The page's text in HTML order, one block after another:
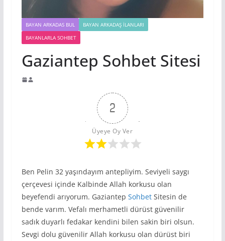
BAYAN ARKADAS BUL
BAYAN ARKADAŞ İLANLARI
BAYANLARLA SOHBET
Gaziantep Sohbet Sitesi
2
Üyeye Oy Ver
Ben Pelin 32 yaşındayım antepliyim. Seviyeli saygı
çerçevesi içinde Kalbinde Allah korkusu olan
beyefendi arıyorum. Gaziantep SohbetSitesin de
bende varım. Vefalı merhametli dürüst güvenilir
sadık duyarlı fedakar kendini bilen sakin biri olsun.
Sevgi dolu güvenilir Allah korkusu olan dürüst biri